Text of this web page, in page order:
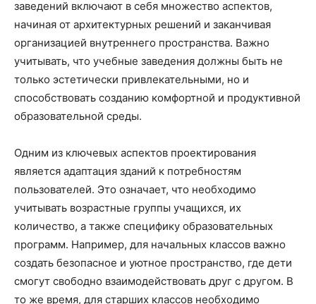
заведений включают в себя множество аспектов,
начиная от архитектурных решений и заканчивая
организацией внутреннего пространства. Важно
учитывать, что учебные заведения должны быть не
только эстетически привлекательными, но и
способствовать созданию комфортной и продуктивной
образовательной среды.
Одним из ключевых аспектов проектирования
является адаптация зданий к потребностям
пользователей. Это означает, что необходимо
учитывать возрастные группы учащихся, их
количество, а также специфику образовательных
программ. Например, для начальных классов важно
создать безопасное и уютное пространство, где дети
смогут свободно взаимодействовать друг с другом. В
то же время, для старших классов необходимо